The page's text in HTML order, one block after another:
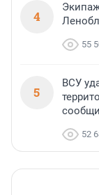
4
55
5
ВСУ
52